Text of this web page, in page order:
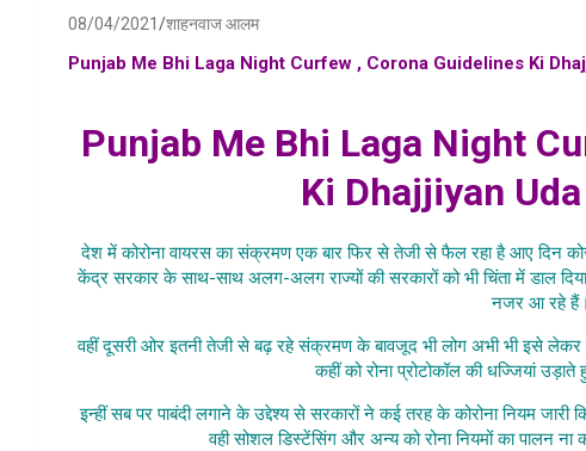
08/04/2021 शाहनवाज आलम
Punjab Me Bhi Laga Night Curfew , Corona Guidelines Ki
Punjab Me Bhi Laga Night
Ki Dhajjiyan
देश में कोरोना वायरस का संक्रमण एक बार फिर से तेजी से फैल रहा है आए दिन
केंद्र सरकार के साथ-साथ अलग-अलग राज्यों की सरकारों को भी चिंता में डाल
नजर आ रहे हैं।
वहीं दूसरी ओर इतनी तेजी से बढ़ रहे संक्रमण के बावजूद भी लोग अभी भी इसे
कहीं को रोना प्रोटोकॉल की धज्जियां उड़ाते
इन्हीं सब पर पाबंदी लगाने के उद्देश्य से सरकारों ने कई तरह के कोरोना नियम जारी
वही सोशल डिस्टेंसिंग और अन्य को रोना नियमों का पालन ना